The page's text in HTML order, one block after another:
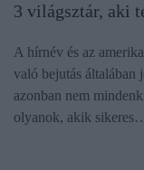
3 világsztár, aki
A hírnév és az
való bejutás általában
azonban nem
olyanok, akik